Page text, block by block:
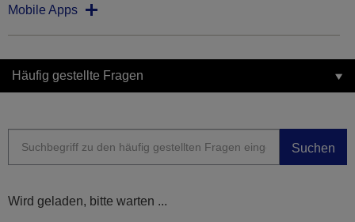
Mobile Apps
Häufig gestellte Fragen
Suchen
Wird geladen, bitte warten ...